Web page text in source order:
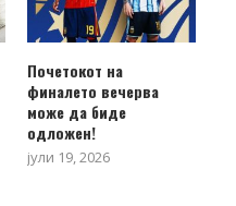
Почетокот на
финалето вечерва
може да биде
одложен!
јули 19, 2026